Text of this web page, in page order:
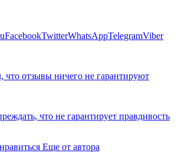
FacebookTwitterWhatsAppTelegramViber
что отзывы ничего не гарантируют
что не гарантирует правдивость
Еще от автора